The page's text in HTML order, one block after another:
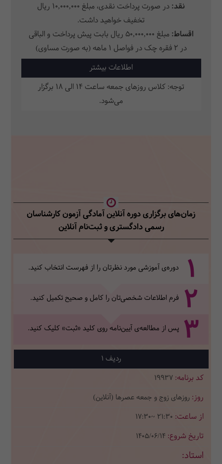
نقد:
در صورت پرداخت نقدی، مبلغ 10,000,000 ریال
تخفیف خواهید داشت.
اقساط:
مبلغ 50,000,000 ریال بابت پیش پرداخت و الباقی
در 2 فقره چک در فواصل 1 ماهه (به صورت مساوی)
اطلاعات بیشتر
توجه: کلاس روزهای جمعه ساعت 14 الی 18 برگزار
می‌شود.
زمان‌های برگزاری دوره آنلاین آمادگی آزمون کارشناسان
رسمی دادگستریو ثبت‌نام آنلاین
1 دوره‌ی آموزشی مورد نظرتان را از فهرست انتخاب کنید.
2 فرم اطلاعات شخصی‌تان‌ را کامل و صحیح تکمیل کنید.
3 پس از مطالعه‌ی آیین‌نامه روی کلید «ثبت» کلیک کنید.
1
19937
روزهای زوج و جمعه عصرها (آنلاین)
17:30~ 21:30
1405/06/14